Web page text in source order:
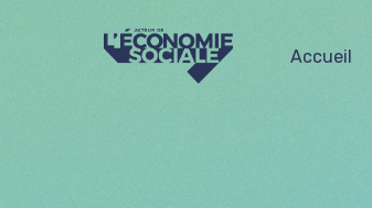
Accueil